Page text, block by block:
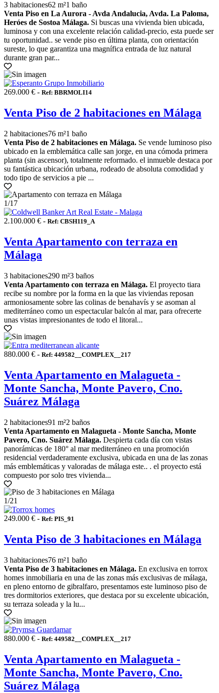
3 habitaciones62 m²1 baño
Venta Piso en La Aurora - Avda Andalucia, Avda. La Paloma,
Heróes de Sostoa Málaga. Si buscas una vivienda bien ubicada,
luminosa y con una excelente relación calidad-precio, esta puede ser
tu oportunidad.. se vende piso en última planta, con orientación
sureste, lo que garantiza una magnífica entrada de luz natural
durante gran par...
269.000 € - Ref: BBRMOLI14
Venta Piso de 2 habitaciones en Málaga
2 habitaciones76 m²1 baño
Venta Piso de 2 habitaciones en Málaga. Se vende luminoso piso
ubicado en la emblemática calle san jorge, en una cómoda primera
planta (sin ascensor), totalmente reformado. el inmueble destaca por
su fantástica ubicación urbana, rodeado de absoluta comodidad y
todo tipo de servicios a pie ...
1/17
2.100.000 € - Ref: CBSH119_A
Venta Apartamento con terraza en
Málaga
3 habitaciones290 m²3 baños
Venta Apartamento con terraza en Málaga. El proyecto tiara
recibe su nombre por la forma en la que las viviendas reposan
armoniosamente sobre las colinas de benahavís y se asoman al
mediterráneo como un espectacular balcón al mar, para ofrecerte
unas vistas impresionantes de todo el litoral...
880.000 € - Ref: 449582__COMPLEX__217
Venta Apartamento en Malagueta -
Monte Sancha, Monte Pavero, Cno.
Suárez Málaga
2 habitaciones91 m²2 baños
Venta Apartamento en Malagueta - Monte Sancha, Monte
Pavero, Cno. Suárez Málaga. Despierta cada día con vistas
panorámicas de 180° al mar mediterráneo en una promoción
residencial verdaderamente exclusiva, ubicada en una de las zonas
más emblemáticas y valoradas de málaga este.. . el proyecto está
compuesto por solo tres vivienda...
1/21
249.000 € - Ref: PIS_91
Venta Piso de 3 habitaciones en Málaga
3 habitaciones76 m²1 baño
Venta Piso de 3 habitaciones en Málaga. En exclusiva en torrox
homes inmobiliaria en una de las zonas más exclusivas de málaga,
en pleno entorno de gibralfaro, presentamos este luminoso piso de
tres dormitorios exteriores, que destaca por su excelente ubicación,
su terraza soleada y la lu...
880.000 € - Ref: 449582__COMPLEX__217
Venta Apartamento en Malagueta -
Monte Sancha, Monte Pavero, Cno.
Suárez Málaga